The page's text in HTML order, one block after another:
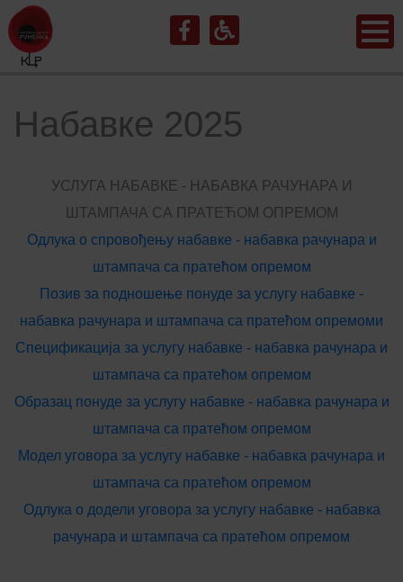
Набавке 2025
УСЛУГА НАБАВКЕ - НАБАВКА РАЧУНАРА И
ШТАМПАЧА СА ПРАТЕЋОМ ОПРЕМОМ
Одлука о спровођењу набавке - набавка рачунара и
штампача са пратећом опремом
Позив за подношење понуде за услугу набавке -
набавка рачунара и штампача са пратећом опремоми
Спецификација за услугу набавке - набавка рачунара и
штампача са пратећом опремом
Образац понуде за услугу набавке - набавка рачунара и
штампача са пратећом опремом
Модел уговора за услугу набавке - набавка рачунара и
штампача са пратећом опремом
Одлука о додели уговора за услугу набавке - набавка
рачунара и штампача са пратећом опремом